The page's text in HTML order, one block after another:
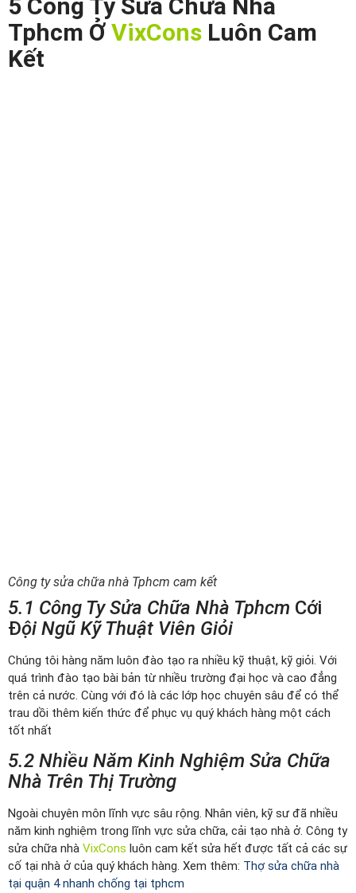
5 Công Ty Sửa Chữa Nhà
Tphcm Ở VixCons Luôn Cam
Kết
Công ty sửa chữa nhà Tphcm cam kết
5.1 Công Ty Sửa Chữa Nhà Tphcm Cới
ĐỘi Ngũ Kỹ Thuật Viên Giỏi
Chúng tôi hàng năm luôn đào tạo ra nhiều kỹ thuật, kỹ giỏi. Với
quá trình đào tạo bài bản từ nhiều trường đại học và cao đẳng
trên cả nước. Cùng với đó là các lớp học chuyên sâu để có thể
trau dồi thêm kiến thức để phục vụ quý khách hàng một cách
tốt nhất
5.2 Nhiều Năm Kinh Nghiệm Sửa Chữa
Nhà Trên Thị Trường
Ngoài chuyên môn lĩnh vực sâu rộng. Nhân viên, kỹ sư đã nhiều
năm kinh nghiệm trong lĩnh vực sửa chữa, cải tạo nhà ở. Công ty
sửa chữa nhà VixCons luôn cam kết sửa hết được tất cả các sự
cố tại nhà ở của quý khách hàng. Xem thêm: Thợ sửa chữa nhà
tại quận 4 nhanh chống tại tphcm